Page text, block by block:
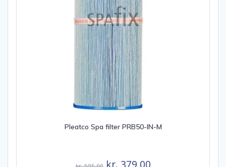
Pleatco Spa filter PRB50-IN-M
Den
kr. 379,00Den